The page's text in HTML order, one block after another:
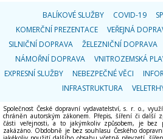
BALÍKOVÉ SLUŽBY COVID-19
KOMERČNÍ PREZENTACE
VEŘEJNÁ
SILNIČNÍ DOPRAVA
ŽELEZNIČNÍ DOPRAVA
NÁMOŘNÍ DOPRAVA
VNITROZEMSKÁ
EXPRESNÍ SLUŽBY
NEBEZPEČNÉ VĚCI
INFRASTRUKTURA
Společnost České dopravní vydavatelství, s. r. o.,
chráněn autorským zákonem. Přepis, šíření či další
části veřejnosti, a to jakýmkoliv způsobem, je bez
zakázáno. Obdobně je bez souhlasu Českého